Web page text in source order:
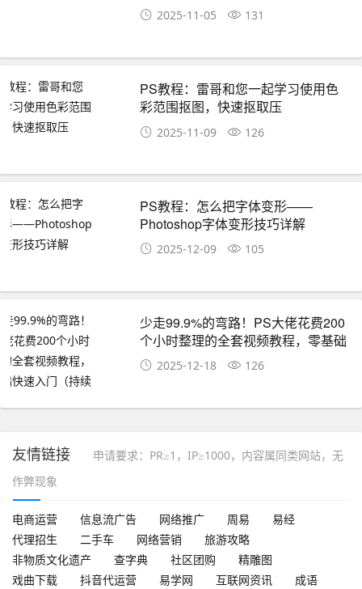
2025-11-05 131
PS教程：雷哥和您一起学习使用色
彩范围抠图，快速抠取压
2025-11-09 126
PS教程：怎么把字体变形——
Photoshop字体变形技巧详解
2025-12-09 105
少走99.9%的弯路！PS大佬花费200
个小时整理的全套视频教程，零基础
快速入门（持续更）
2025-12-18 126
友情链接
申请要求：PR≥1，IP≥1000，内容属同类网站，无
作弊现象
电商运营 信息流广告 网络推广 周易
易经
代理招生
二手车 网络营销
旅游攻略
非物质文化遗产
查字典 社区团购
精雕图
戏曲下载
抖音代运营 易学网 互联网资讯
成语